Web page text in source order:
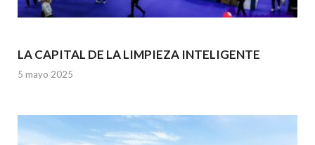
LA CAPITAL DE LA LIMPIEZA INTELIGENTE
5 mayo 2025